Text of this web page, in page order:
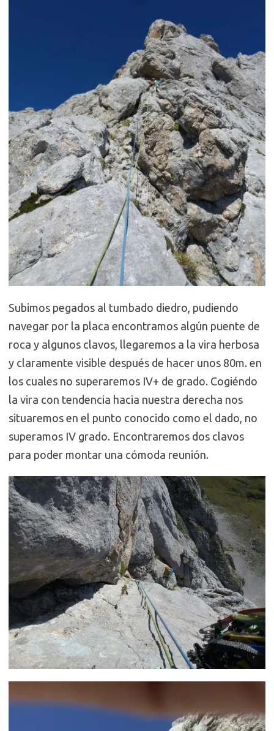
Subimos pegados al tumbado diedro, pudiendo
navegar por la placa encontramos algún puente de
roca y algunos clavos, llegaremos a la vira herbosa
y claramente visible después de hacer unos 80m. en
los cuales no superaremos IV+ de grado. Cogiéndo
la vira con tendencia hacia nuestra derecha nos
situaremos en el punto conocido como el dado, no
superamos IV grado. Encontraremos dos clavos
para poder montar una cómoda reunión.